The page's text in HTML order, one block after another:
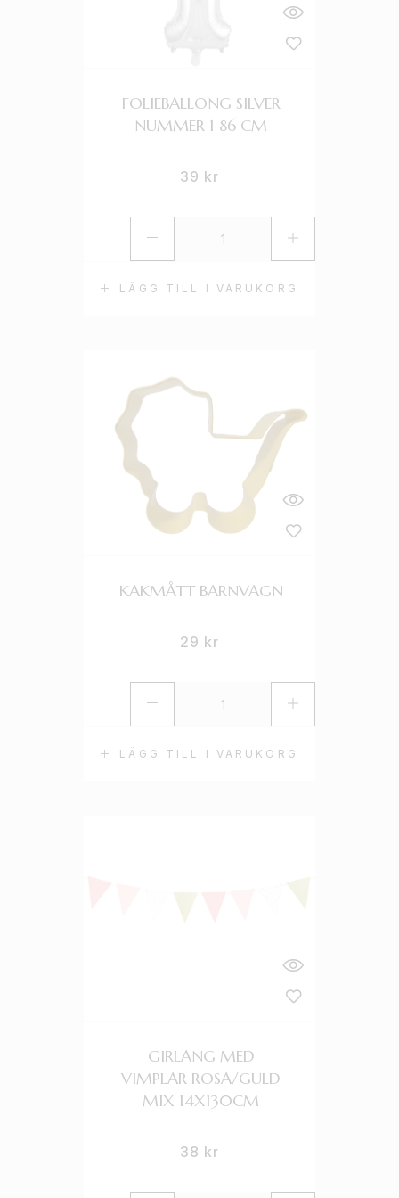
LÄGG TILL I VARUKORG
FOLIEBALLONG SILVER
NUMMER 1 86 CM
39 kr
LÄGG TILL I VARUKORG
KAKMÅTT BARNVAGN
29 kr
GIRLANG MED
VIMPLAR ROSA/GULD
MIX 14X130CM
38 kr